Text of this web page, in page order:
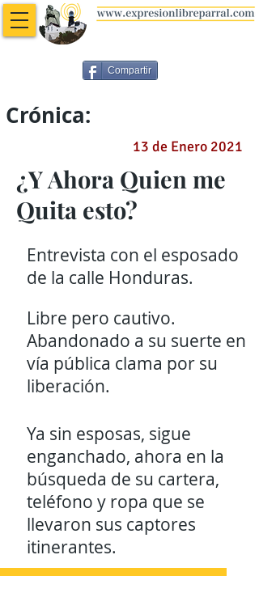
Compartir
Crónica:
13 de Enero 2021
¿Y Ahora Quien me
Quita esto?
Entrevista con el esposado
de la calle Honduras.
Libre pero cautivo.
Abandonado a su suerte en
vía pública clama por su
liberación.
Ya sin esposas, sigue
enganchado, ahora en la
búsqueda de su cartera,
teléfono y ropa que se
llevaron sus captores
itinerantes.